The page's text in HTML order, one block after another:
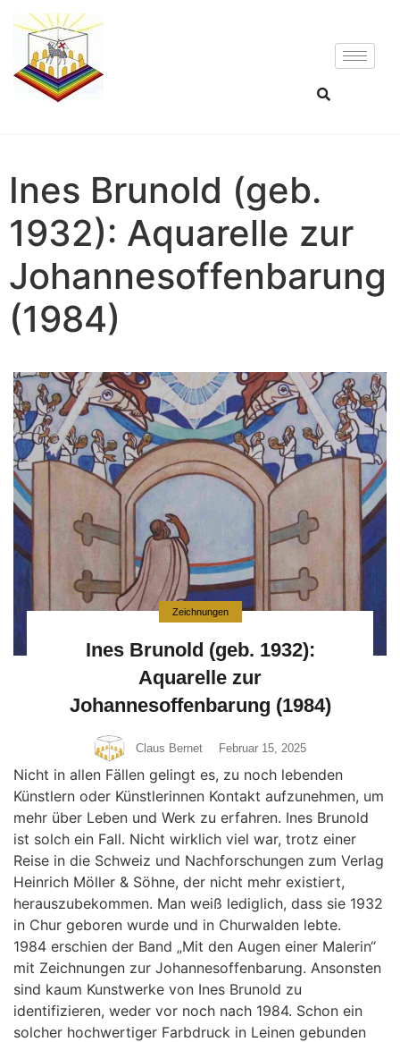
Ines Brunold (geb.
1932): Aquarelle zur
Johannesoffenbarung
(1984)
Zeichnungen
Ines Brunold (geb. 1932):
Aquarelle zur
Johannesoffenbarung (1984)
Claus Bernet Februar 15, 2025
Nicht in allen Fällen gelingt es, zu noch lebenden
Künstlern oder Künstlerinnen Kontakt aufzunehmen, um
mehr über Leben und Werk zu erfahren. Ines Brunold
ist solch ein Fall. Nicht wirklich viel war, trotz einer
Reise in die Schweiz und Nachforschungen zum Verlag
Heinrich Möller & Söhne, der nicht mehr existiert,
herauszubekommen. Man weiß lediglich, dass sie 1932
in Chur geboren wurde und in Churwalden lebte.
1984 erschien der Band „Mit den Augen einer Malerin“
mit Zeichnungen zur Johannesoffenbarung. Ansonsten
sind kaum Kunstwerke von Ines Brunold zu
identifizieren, weder vor noch nach 1984. Schon ein
solcher hochwertiger Farbdruck in Leinen gebunden